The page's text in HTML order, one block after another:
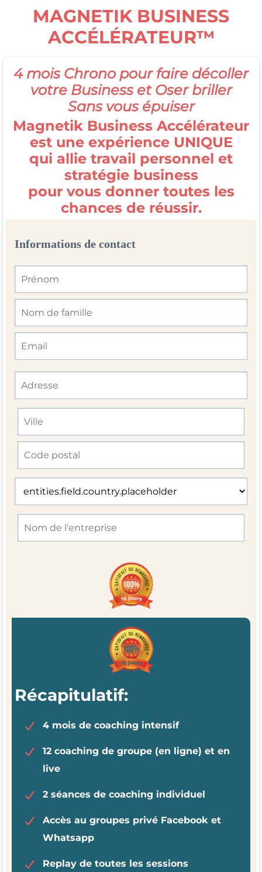
MAGNETIK BUSINESS
ACCÉLÉRATEUR™
4 mois Chrono pour faire décoller
votre Business et Oser briller
Sans vous épuiser
Magnetik Business Accélérateur
est uneexpérience UNIQUE
qui allie travail personnel et
stratégie business
pour vous donner toutes les
chances de réussir.
Informations de contact
Récapitulatif:
4 mois de coaching intensif
12 coaching de groupe (en ligne) et en
live
2 séances de coaching individuel
Accès au groupes privé Facebook et
Whatsapp
Replay de toutes les sessions